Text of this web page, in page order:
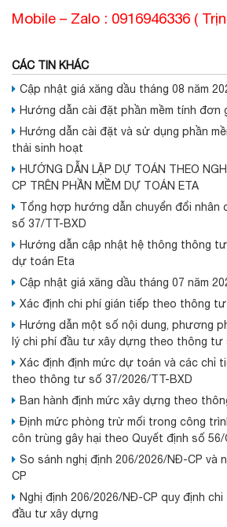
Mobile – Zalo : 0916946336 (
CÁC TIN KHÁC
Cập nhật giá xăng dầu tháng 08 năm
Hướng dẫn cài đặt phần mềm tính đơn
Hướng dẫn cài đặt và sử dụng phần
thải sinh hoạt
HƯỚNG DẪN LẬP DỰ TOÁN THEO
CP TRÊN PHẦN MỀM DỰ TOÁN ETA
Tổng hợp hướng dẫn chuyển đổi
số 37/TT-BXD
Hướng dẫn cập nhật hệ thông thông
dự toán Eta
Cập nhật giá xăng dầu tháng 07 năm
Xác định chi phí gián tiếp theo thông
Hướng dẫn một số nội dung, phương
lý chi phí đầu tư xây dựng theo thông tư
Xác định định mức dự toán và các chỉ
theo thông tư số 37/2026/TT-BXD
Ban hành định mức xây dựng theo
Định mức phòng trừ mối trong công
côn trùng gây hại theo Quyết định số 56/
So sánh nghị định 206/2026/NĐ-CP và
CP
Nghị định 206/2026/NĐ-CP quy định
đầu tư xây dựng